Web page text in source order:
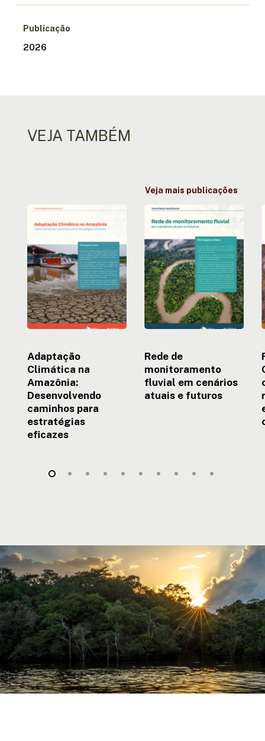
Publicação
2026
VEJA TAMBÉM
Veja mais publicações
Adaptação
Climática
Amazônia:
Desenvolvendo
caminhos
para
estratégias
eficazes
Adaptação
Climática na
Amazônia:
Desenvolvendo
caminhos para
estratégias
eficazes
Rede
de
monitoramento
fluvial
em
cenários
atuais
e
futuros
Rede de
monitoramento
fluvial em cenários
atuais e futuros